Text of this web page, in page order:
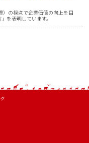
）の視点で企業価値の向上を目
を表明しています。